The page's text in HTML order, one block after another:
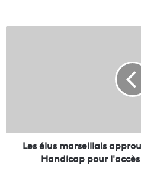
a
Les élus marseillais
Handicap pour